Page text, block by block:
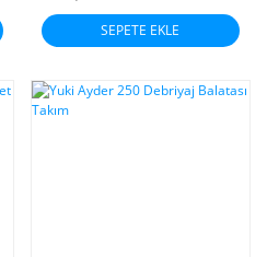
SEPETE EKLE